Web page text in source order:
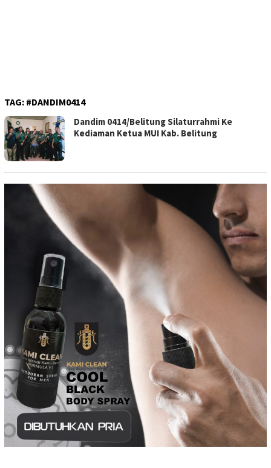
TAG: #DANDIM0414
Dandim 0414/Belitung Silaturrahmi Ke
Kediaman Ketua MUI Kab. Belitung